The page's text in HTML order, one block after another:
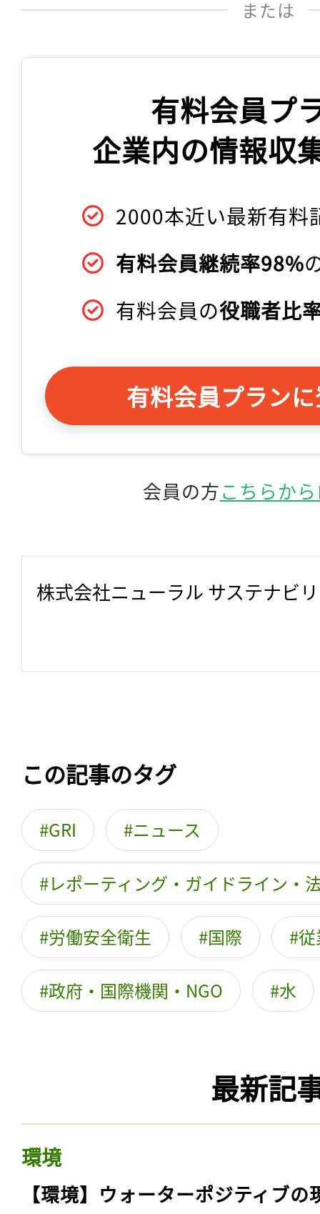
または
有料会員プ
企業内の情報収
2000本近い最新有料
有料会員継続率98%
有料会員の役職者比
有料会員プラン
会員の方こちらか
株式会社ニューラル サステナビ
この記事のタグ
GRI ニュース
レポーティング・ガイドライン・
労働安全衛生 国際
政府・国際機関・NGO 水
最新記
環境
【環境】ウォーターポジティブの